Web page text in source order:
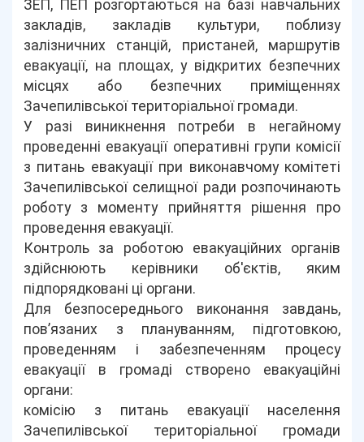
ЗЕП, ПЕП розгортаються на базі навчальних
закладів, закладів культури, поблизу
залізничних станцій, пристаней, маршрутів
евакуації, на площах, у відкритих безпечних
місцях або безпечних приміщеннях
Зачепилівської територіальної громади.
У разі виникнення потреби в негайному
проведенні евакуації оперативні групи комісії
з питань евакуації при виконавчому комітеті
Зачепилівської селищної ради розпочинають
роботу з моменту прийняття рішення про
проведення евакуації.
Контроль за роботою евакуаційних органів
здійснюють керівники об'єктів, яким
підпорядковані ці органи.
Для безпосереднього виконання завдань,
пов’язаних з плануванням, підготовкою,
проведенням і забезпеченням процесу
евакуації в громаді створено евакуаційні
органи:
комісію з питань евакуації населення
Зачепилівської територіальної громади